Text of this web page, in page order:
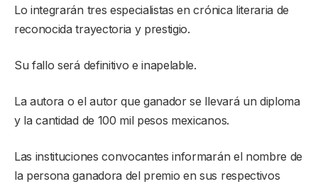
Lo integrarán tres especialistas en crónica literaria de
reconocida trayectoria y prestigio.
Su fallo será definitivo e inapelable.
La autora o el autor que ganador se llevará un diploma
y la cantidad de 100 mil pesos mexicanos.
Las instituciones convocantes informarán el nombre de
la persona ganadora del premio en sus respectivos